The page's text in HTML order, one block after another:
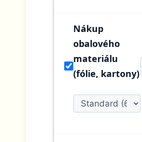
Nákup
obalového
materiálu
(fólie, kartony)